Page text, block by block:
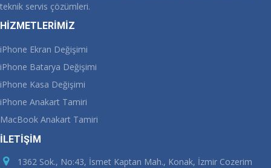
teknik servis çözümleri.
HİZMETLERİMİZ
iPhone Ekran Değişimi
iPhone Batarya Değişimi
iPhone Kasa Değişimi
iPhone Anakart Tamiri
MacBook Anakart Tamiri
İLETİŞİM
1362 Sok., No:43, İsmet Kaptan Mah., Konak, İzmir Cozerim